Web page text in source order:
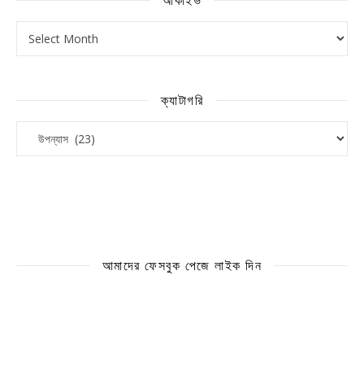
ক্যাটাগরি
আমাদের ফেসবুক পেজে লাইক দিন